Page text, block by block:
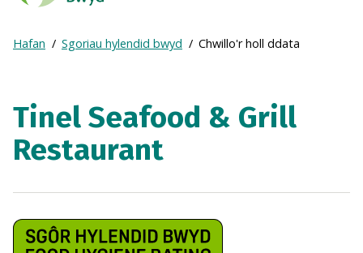
Agency
Frontpage
Breadcrumb
Expand
breadcrumb
Hafan Sgoriau hylendid bwyd Chwillo'r holl ddata
Tinel Seafood & Grill
Restaurant